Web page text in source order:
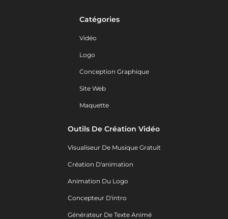
Catégories
Vidéo
Logo
Conception Graphique
Site Web
Maquette
Outils De Création Vidéo
Visualiseur De Musique Gratuit
Création D'animation
Animation Du Logo
Concepteur D'intro
Générateur De Texte Animé